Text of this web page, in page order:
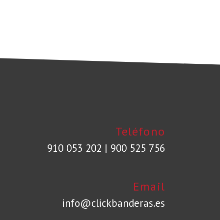
Teléfono
910 053 202 | 900 525 756
Email
info@clickbanderas.es